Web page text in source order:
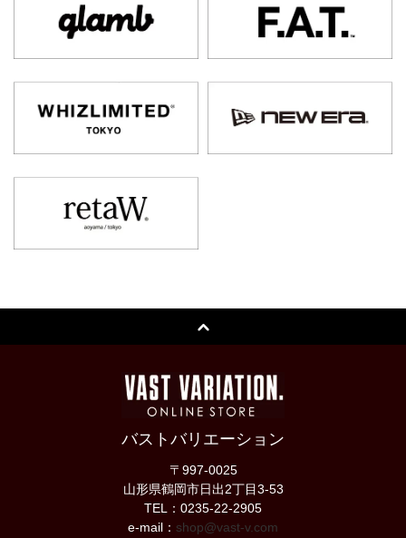
バストバリエーション
〒997-0025
山形県鶴岡市日出2丁目3-53
TEL：0235-22-2905
e-mail： shop@vast-v.com